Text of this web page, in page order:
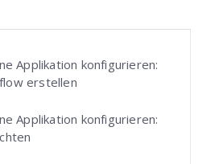
Applikation konfigurieren:
erstellen
Applikation konfigurieren: